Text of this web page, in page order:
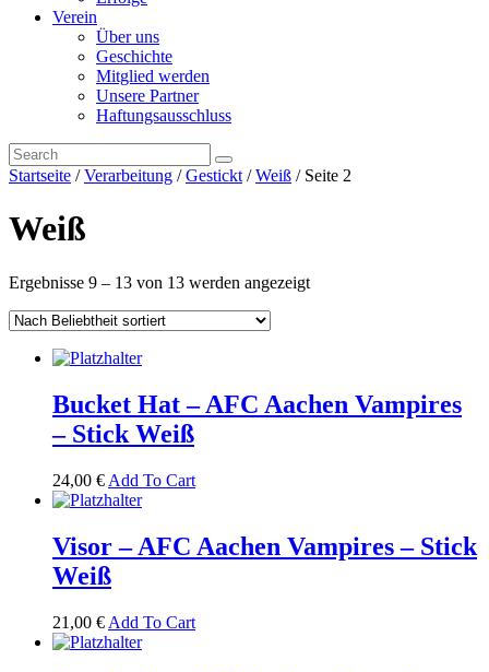
Verein
Über uns
Geschichte
Mitglied werden
Unsere Partner
Haftungsausschluss
Startseite /Verarbeitung /Gestickt /Weiß / Seite 2
Weiß
Ergebnisse 9 – 13 von 13 werden angezeigt
Bucket Hat – AFC Aachen Vampires
– Stick Weiß
24,00 € Add To Cart
Visor – AFC Aachen Vampires – Stick
Weiß
21,00 € Add To Cart